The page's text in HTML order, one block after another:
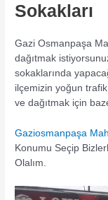
Sokakları
Gazi Osmanpaşa
dağıtmak
sokaklarında
ilçemizin yoğun
ve dağıtmak için
Gaziosmanpaşa
Konumu Seçip
Olalım.